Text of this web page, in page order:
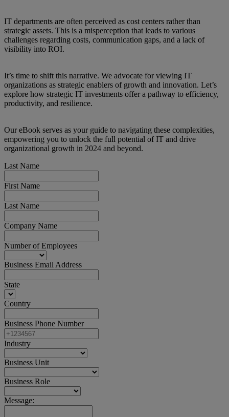
IT departments are often perceived as cost centers rather than
strategic assets. This is a misperception that leads to various
challenges regarding costs, communication gaps, and a lack of
visibility into ROI.
It’s time to shift this narrative. We advocate for viewing IT
organizations as strategic enablers of growth and innovation. Let’s
explore how strategic IT investments offer a pathway to efficiency,
productivity, and resilience.
Our eBook serves as your guide to navigating these complexities,
empowering you to unlock the full potential of IT and drive
organizational growth in 2024 and beyond.
Last Name
First Name
Last Name
Company Name
Number of Employees
Business Email Address
State
Country
Business Phone Number
Industry
Business Unit
Business Role
Message: